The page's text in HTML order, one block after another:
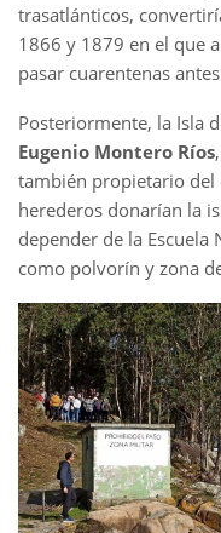
trasatlánticos,
1866 y 1879 en el que
pasar cuarentenas
Posteriormente, la Isla
Eugenio Montero Ríos
también propietario del
herederos donarían la
depender de la
como polvorín y zona